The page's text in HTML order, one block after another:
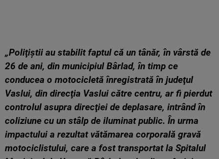
„Poliţiştii au stabilit faptul că un tânăr, în vârstă de
26 de ani, din municipiul Bârlad, în timp ce
conducea o motocicletă înregistrată în judeţul
Vaslui, din direcţia Vaslui către centru, ar fi pierdut
controlul asupra direcţiei de deplasare, intrând în
coliziune cu un stâlp de iluminat public. În urma
impactului a rezultat vătămarea corporală gravă
motociclistului, care a fost transportat la Spitalul